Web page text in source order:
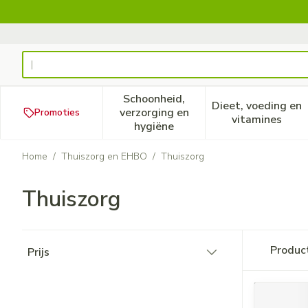
Product, merk, categorie...
Promoties
Schoonheid,
verzorging en
hygiëne
Toon submenu voor
Dieet, voeding en
vitamines
Toon
Home / Thuiszorg en EHBO / Thuiszorg
Thuiszorg
Prijs